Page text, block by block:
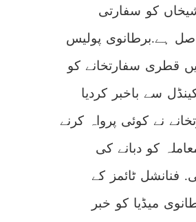
کو سفارتی
ہے.برطانوی پولیس
قطری سفارتخانے کو
سے باخبر کردیا
نے کوئی پرواہ کرنے
کو دبانے کی
ٹائمز کے
میڈیا کو خبر